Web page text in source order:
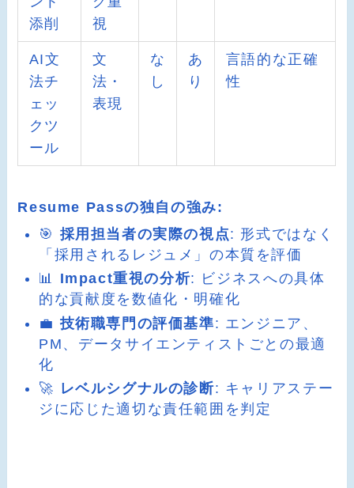
添削
視
AI文
法チ
ェッ
クツ
ール
文
法・
表現
な
し
あ
り
言語的な正確
性
Resume Passの独自の強み:
🎯 採用担当者の実際の視点: 形式ではなく
「採用されるレジュメ」の本質を評価
📊 Impact重視の分析: ビジネスへの具体
的な貢献度を数値化・明確化
💼 技術職専門の評価基準: エンジニア、
PM、データサイエンティストごとの最適
化
🚀 レベルシグナルの診断: キャリアステー
ジに応じた適切な責任範囲を判定